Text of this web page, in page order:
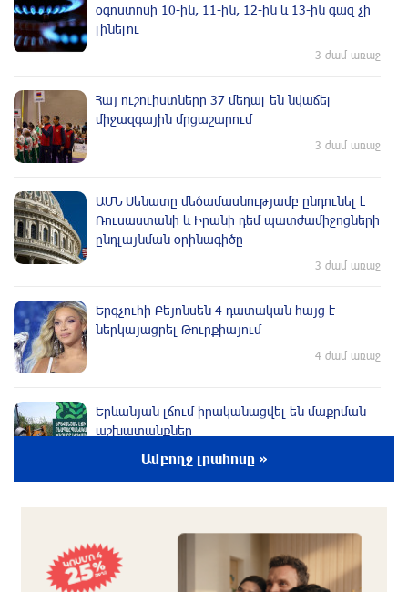
օգոստոսի 10-ին, 11-ին, 12-ին և 13-ին գազ չի
լինելու
3 ժամ առաջ
Հայ ուշուիստները 37 մեդալ են նվաճել
միջազգային մրցաշարում
3 ժամ առաջ
ԱՄՆ Սենատը մեծամասնությամբ ընդունել է
Ռուսաստանի և Իրանի դեմ պատժամիջոցների
ընդլայնման օրինագիծը
3 ժամ առաջ
Երգչուհի Բեյոնսեն ​​4 դատական հայց է
ներկայացրել Թուրքիայում
4 ժամ առաջ
Երևանյան լճում իրականացվել են մաքրման
աշխատանքներ
Ամբողջ լրահոսը »